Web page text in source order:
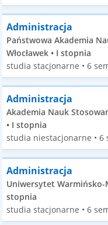
Administracja
Państwowa Akademia
Włocławek • I stopnia
studia stacjonarne • 6
Administracja
Akademia Nauk
• I stopnia
studia niestacjonarne • 6
Administracja
Uniwersytet Warmińsko-
stopnia
studia stacjonarne • 6